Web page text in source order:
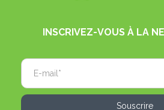
INSCRIVEZ-VOUS À LA